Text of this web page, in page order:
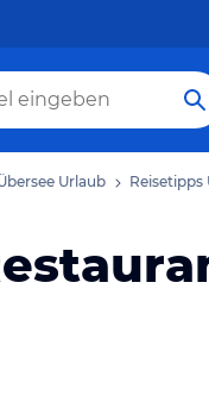
Urlaub Reisetipps